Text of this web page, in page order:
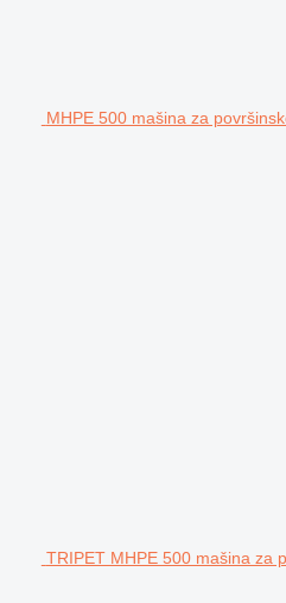
MHPE 500 mašina za
TRIPET MHPE 500 mašina za